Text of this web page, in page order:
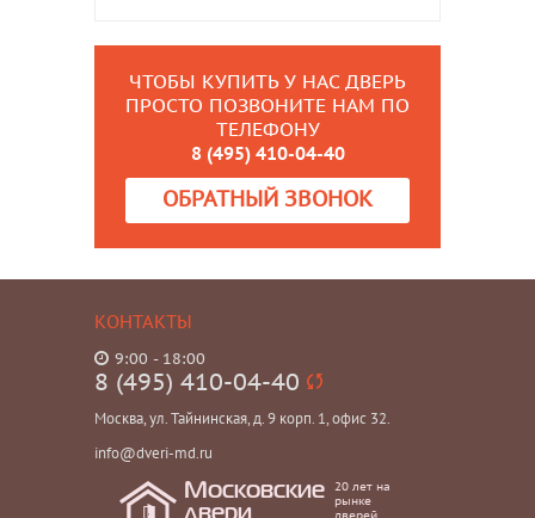
ЧТОБЫ КУПИТЬ У НАС ДВЕРЬ
ПРОСТО ПОЗВОНИТЕ НАМ ПО
ТЕЛЕФОНУ
8 (495) 410-04-40
ОБРАТНЫЙ ЗВОНОК
КОНТАКТЫ
9:00 - 18:00
8 (495) 410-04-40
Москва, ул. Тайнинская, д. 9 корп. 1, офис 32.
info@dveri-md.ru
Московские
двери
20 лет на
рынке